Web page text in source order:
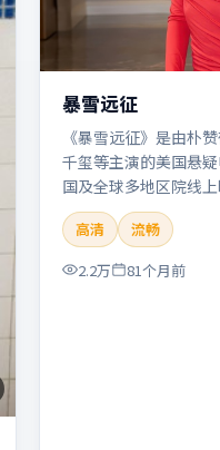
暴雪远征
《暴雪远征》是由朴
千玺等主演的美国悬
国及全球多地区院线
体在线观看。剧情与
勾连，结局出人意料，
索「暴雪远征」「朴
「2019」「2019-11-
高清
流畅
2.2万
81个月前